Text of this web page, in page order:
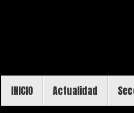
contenido
INICIO Actualidad